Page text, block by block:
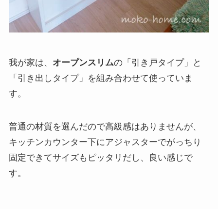
我が家は、 オープンスリムの「 引き戸タイプ」と
「 引き出しタイプ」を組み合わせて使っていま
す。
普通の材質を選んだので高級感はありませんが、
キッチンカウンター下にアジャスターでがっちり
固定できてサイズもピッタリだし、良い感じで
す。